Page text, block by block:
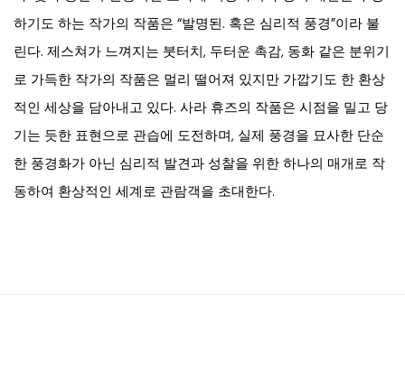
하기도 하는 작가의 작품은 “발명된. 혹은 심리적 풍경”이라 불
린다. 제스쳐가 느껴지는 붓터치, 두터운 촉감, 동화 같은 분위기
로 가득한 작가의 작품은 멀리 떨어져 있지만 가깝기도 한 환상
적인 세상을 담아내고 있다. 사라 휴즈의 작품은 시점을 밀고 당
기는 듯한 표현으로 관습에 도전하며, 실제 풍경을 묘사한 단순
한 풍경화가 아닌 심리적 발견과 성찰을 위한 하나의 매개로 작
동하여 환상적인 세계로 관람객을 초대한다.